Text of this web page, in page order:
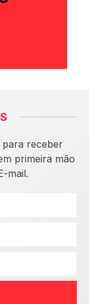
para receber
primeira mão
mail.